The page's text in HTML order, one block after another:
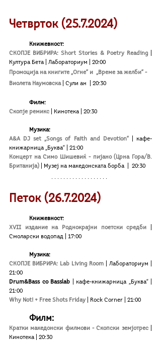
Четврток (25.7.2024)
Книжевност:
СКОПЈЕ ВИБРИРА: Short Stories & Poetry Reading
Култура Бета
| Лабораториум | 20:00
Промоција на книгите „Огне“ и  „Време за желби“ -
Виолета Наумовска
| Сули ан | 20:30
Филм:
Скопје ремикс
| Кинотека | 20:30
	Музика:
A&A DJ set „Songs of Faith and Devotion“
| кафе-
книжарница „Буква“ | 21:00
Концерт на Симо Шишевиќ - пијано (Црна Гора/В.
Британија)
| Музеј на македонската борба |  20:30
Петок (26.7.2024)
Книжевност:
XVII издание на Роднокрајни поетски средби
Смоларски водопад | 17:00
Музика:
СКОПЈЕ ВИБРИРА: Lab Living Room
| Лабораториум |
21:00
Drum&Bass со Basslab
| кафе-книжарница „Буква“ |
21:00
Why Not! + Free Shots Friday
| Rock Corner | 21:00
Филм:
Кратки македонски филмови - Скопски земјотрес
Кинотека
| 20:30